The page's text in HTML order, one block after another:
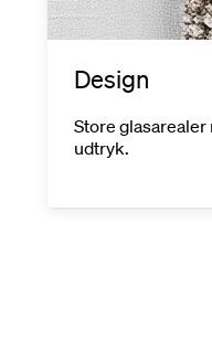
Design
Store
udtryk.